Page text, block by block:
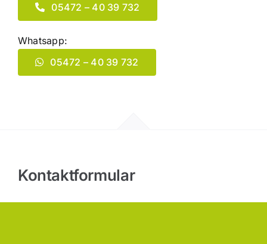
05472 – 40 39 732
Whatsapp:
05472 – 40 39 732
Kontaktformular